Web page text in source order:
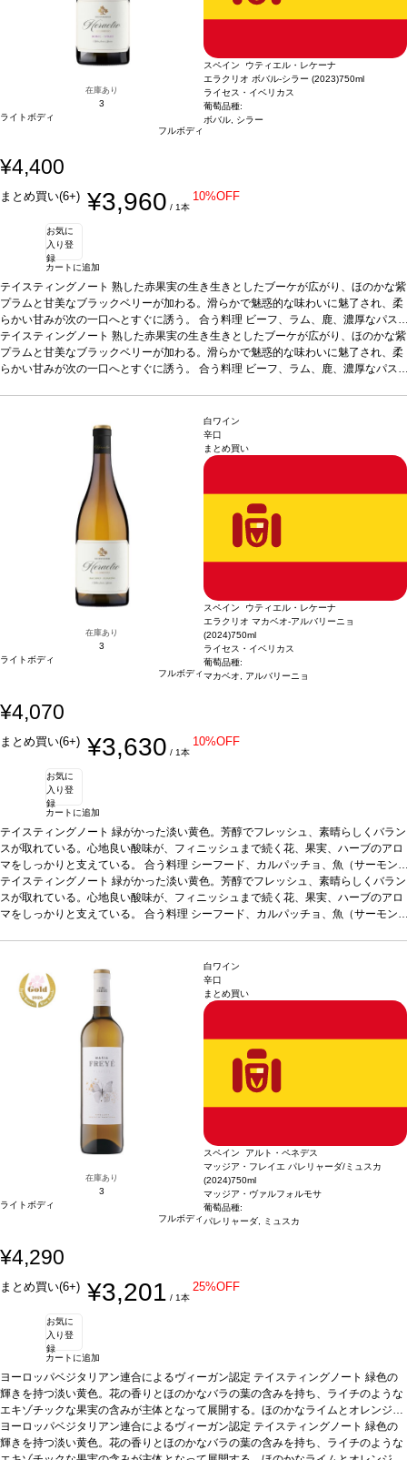
在庫あり
3
ライトボディ
フルボディ
スペイン ウティエル・レケーナ
エラクリオ ボバル-シラー (2023)750ml
ライセス・イベリカス
葡萄品種:
ボバル, シラー
¥4,400
まとめ買い(6+) ¥3,960 / 1本
10%OFF
お気に
入り登
録
カートに追加
テイスティングノート 熟した赤果実の生き生きとしたブーケが広がり、ほのかな紫
プラムと甘美なブラックベリーが加わる。滑らかで魅惑的な味わいに魅了され、柔
らかい甘みが次の一口へとすぐに誘う。 合う料理 ビーフ、ラム、鹿、濃厚なパス
タや家きん料理などと好相性葡萄品種ボバル 85%、シラー 15%*本ヴィンテージ
が在庫切れの場合、在庫があり価格が同様の場合は自動的に次のヴィンテージに変
更されます、ご了承ください。
テイスティングノート 熟した赤果実の生き生きとしたブーケが広がり、ほのかな紫
プラムと甘美なブラックベリーが加わる。滑らかで魅惑的な味わいに魅了され、柔
らかい甘みが次の一口へとすぐに誘う。 合う料理 ビーフ、ラム、鹿、濃厚なパス
在庫あり
3
ライトボディ
フルボディ
白ワイン
辛口
まとめ買い
スペイン ウティエル・レケーナ
エラクリオ マカベオ-アルバリーニョ
(2024)750ml
ライセス・イベリカス
葡萄品種:
マカベオ, アルバリーニョ
¥4,070
まとめ買い(6+) ¥3,630 / 1本
10%OFF
お気に
入り登
録
カートに追加
テイスティングノート 緑がかった淡い黄色。芳醇でフレッシュ、素晴らしくバラン
スが取れている。心地良い酸味が、フィニッシュまで続く花、果実、ハーブのアロ
マをしっかりと支えている。 合う料理 シーフード、カルパッチョ、魚（サーモン
やスモークしたマスのムース）、白身肉、家きん、フレッシュチーズなどと好相性
葡萄品種マカベオ 70%、アルバリーニョ 30%*本ヴィンテージが在庫切れの場
合、在庫があり価格が同様の場合は自動的に次のヴィンテージに変更されます、ご
テイスティングノート 緑がかった淡い黄色。芳醇でフレッシュ、素晴らしくバラン
スが取れている。心地良い酸味が、フィニッシュまで続く花、果実、ハーブのアロ
マをしっかりと支えている。 合う料理 シーフード、カルパッチョ、魚（サーモン
合、在庫があり価格が同様の場合は自動的に次のヴィンテージに変更されます、ご
了承ください。
在庫あり
3
ライトボディ
フルボディ
白ワイン
辛口
まとめ買い
スペイン アルト・ペネデス
マッジア・フレイエ パレリャーダ/ミュスカ
(2024)750ml
マッジア・ヴァルフォルモサ
葡萄品種:
パレリャーダ, ミュスカ
¥4,290
まとめ買い(6+) ¥3,201 / 1本
25%OFF
お気に
入り登
録
カートに追加
ヨーロッパベジタリアン連合によるヴィーガン認定 テイスティングノート 緑色の
輝きを持つ淡い黄色。花の香りとほのかなバラの葉の含みを持ち、ライチのような
エキゾチックな果実の含みが主体となって展開する。ほのかなライムとオレンジの
皮を持つ魅力的な酸味を示す。ミュスカの香りの凝縮度はパレリャーダのフィネス
により和らげられる。パレリャーダはほのかな甘さを持ち、フレッシュさが強調さ
ヨーロッパベジタリアン連合によるヴィーガン認定 テイスティングノート 緑色の
輝きを持つ淡い黄色。花の香りとほのかなバラの葉の含みを持ち、ライチのような